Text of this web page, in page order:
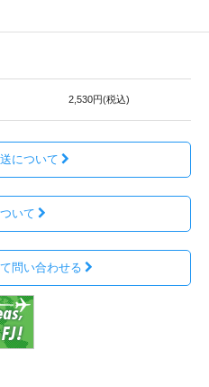
2,530円(税込)
について
いて
問い合わせる